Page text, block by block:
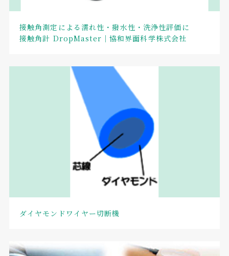
接触角測定による濡れ性・撥水性・洗浄性評価に
接触角計 DropMaster｜協和界面科学株式会社
ダイヤモンドワイヤー切断機